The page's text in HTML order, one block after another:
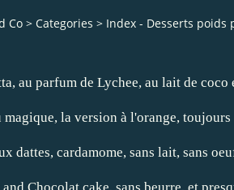
Co > Categories > Index - Desserts poids
au parfum de Lychee, au lait de coco
magique, la version à l'orange,
dattes, cardamome, sans lait, sans